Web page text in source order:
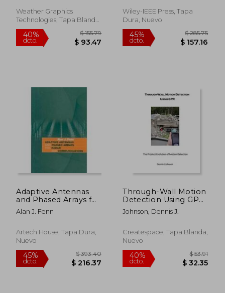
Weather Graphics
Technologies, Tapa Blanda,
Nuevo
Wiley-IEEE Press, Tapa
Dura, Nuevo
Adaptive Antennas
and Phased Arrays for
Radar and
Communications
Library (Hardcover))
(en Inglés)
Alan J. Fenn
Artech House, Tapa Dura,
Nuevo
Through-Wall Motion
Detection Using GPR:
A new tool for rescue
and security (en
Johnson, Dennis J.
Createspace, Tapa Blanda,
Nuevo